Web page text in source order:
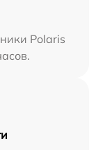
Polaris